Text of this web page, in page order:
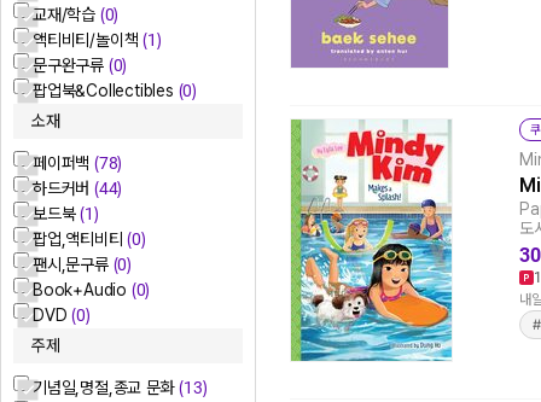
교재/학습 (0)
액티비티/놀이책(1)
문구완구류 (0)
팝업북&Collectibles (0)
소재
페이퍼백 (78)
하드커버 (44)
보드북(1)
팝업,액티비티(0)
팬시,문구류 (0)
Book+Audio (0)
DVD(0)
주제
기념일,명절,종교 문화(13)
도
30
내